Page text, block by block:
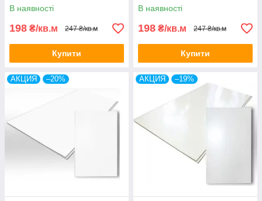
В наявності
198 ₴/кв.м 247 ₴/кв.м
Купити
В наявності
198 ₴/кв.м 247 ₴/кв.м
Купити
АКЦИЯ –20% АКЦИЯ –19%